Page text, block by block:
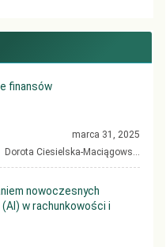
finansów
marca 31, 2025
Dorota Ciesielska-Maciągows...
nowoczesnych
w rachunkowości i